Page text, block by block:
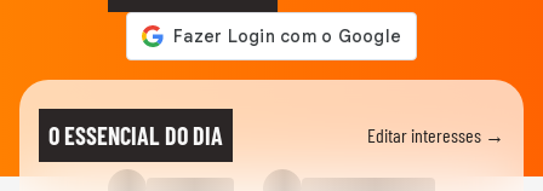
O ESSENCIAL DO DIA Editar interesses →